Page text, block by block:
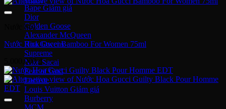
Bape
Dior
Golden Goose
Alexander McQueen
Rick Owens
Supreme
Nike Sacai
Fear of God
Lacoste
Louis Vuitton
Burberry
Nước hoa
Nước Hoa Gucci Bamboo For Women 75ml
5,000,000₫